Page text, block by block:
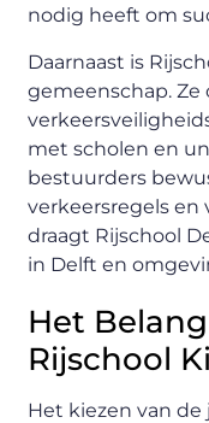
nodig heeft om
Daarnaast is
gemeenschap. Ze
met scholen en
bestuurders
verkeersregels en
draagt Rijschool
in Delft en
Het
Rijschool
Het kiezen van de